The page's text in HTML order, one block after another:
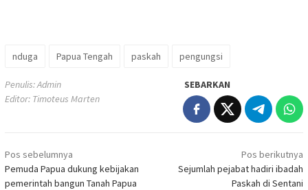
nduga Papua Tengah paskah pengungsi
Penulis: Admin
Editor: Timoteus Marten
SEBARKAN
Navigasi
pos
Pos sebelumnya
Pemuda Papua dukung kebijakan
pemerintah bangun Tanah Papua
Pos berikutnya
Sejumlah pejabat hadiri ibadah
Paskah di Sentani